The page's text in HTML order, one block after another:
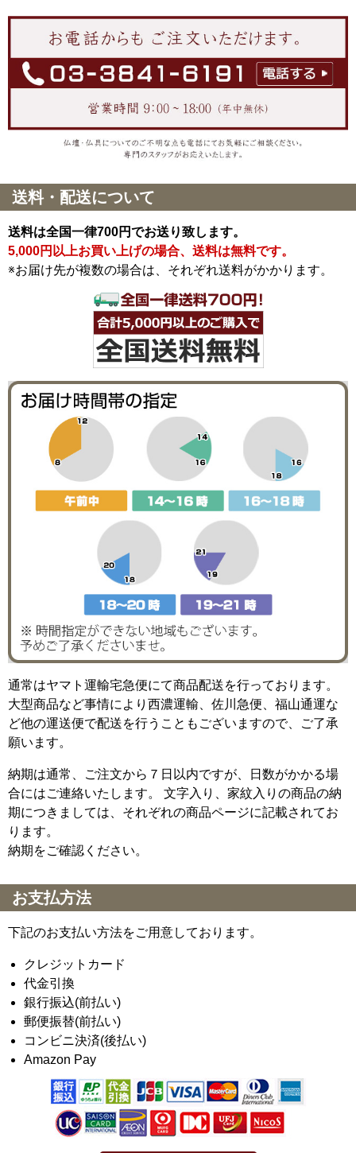
送料・配送について
送料は全国一律700円でお送り致します。
5,000円以上お買い上げの場合、送料は無料です。
※お届け先が複数の場合は、それぞれ送料がかかります。
通常はヤマト運輸宅急便にて商品配送を行っております。
大型商品など事情により西濃運輸、佐川急便、福山通運な
ど他の運送便で配送を行うこともございますので、ご了承
願います。
納期は通常、ご注文から７日以内ですが、日数がかかる場
合にはご連絡いたします。 文字入り、家紋入りの商品の納
期につきましては、それぞれの商品ページに記載されてお
ります。
納期をご確認ください。
お支払方法
下記のお支払い方法をご用意しております。
クレジットカード
代金引換
銀行振込(前払い)
郵便振替(前払い)
コンビニ決済(後払い)
Amazon Pay